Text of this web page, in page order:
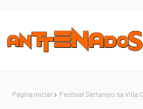
Página inicial Festival Sertanejo na Villa